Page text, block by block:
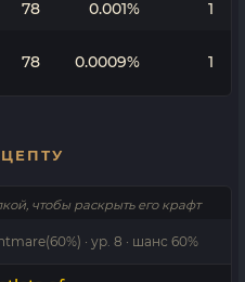
78 0.001% 1
78 0.0009% 1
чтобы раскрыть его крафт
· ур. 8 · шанс 60%